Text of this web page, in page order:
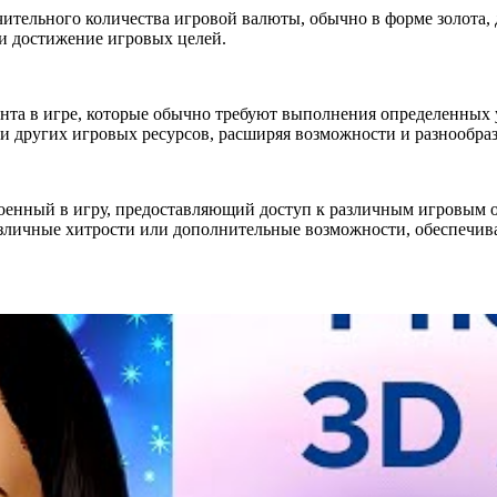
количества игровой валюты, обычно в форме
достижение игровых целей.
в игре, которые обычно требуют выполнения
игровых ресурсов, расширяя возможности и
в игру, предоставляющий доступ к различным
хитрости или дополнительные возможности,